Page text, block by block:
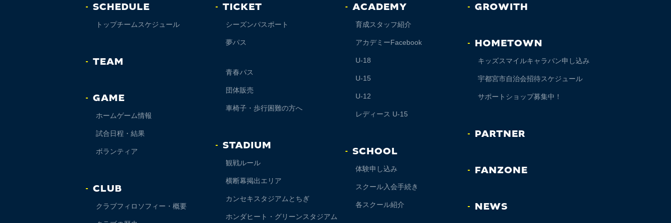
SCHEDULE
トップチームスケジュール
TEAM
GAME
ホームゲーム情報
試合日程・結果
ボランティア
CLUB
クラブフィロソフィー・概要
TICKET
シーズンパスポート
夢パス
青春パス
団体販売
車椅子・歩行困難の方へ
STADIUM
観戦ルール
横断幕掲出エリア
カンセキスタジアムとちぎ
ホンダヒート・グリーンスタジアム
ACADEMY
育成スタッフ紹介
アカデミーFacebook
U-18
U-15
U-12
レディース U-15
SCHOOL
体験申し込み
スクール入会手続き
各スクール紹介
GROWITH
HOMETOWN
キッズスマイルキャラバン申し込み
宇都宮市自治会招待スケジュール
サポートショップ募集中！
PARTNER
FANZONE
NEWS